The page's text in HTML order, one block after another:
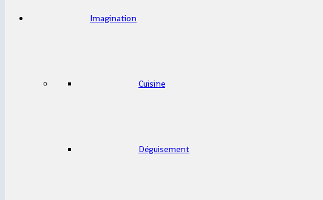
Imagination
Cuisine
Déguisement